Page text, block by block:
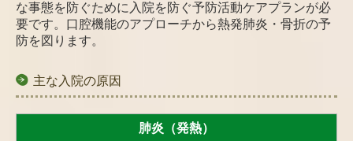
な事態を防ぐために入院を防ぐ予防活動ケアプラ ンが必
要です。口腔機能のアプローチから熱発肺炎・骨折の予
防を図ります。
主な入院の原因
肺炎（発熱）